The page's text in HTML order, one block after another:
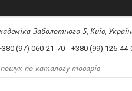
Заболотного 5, Київ,
(97) 060-21-70 +380 (99) 126-44-